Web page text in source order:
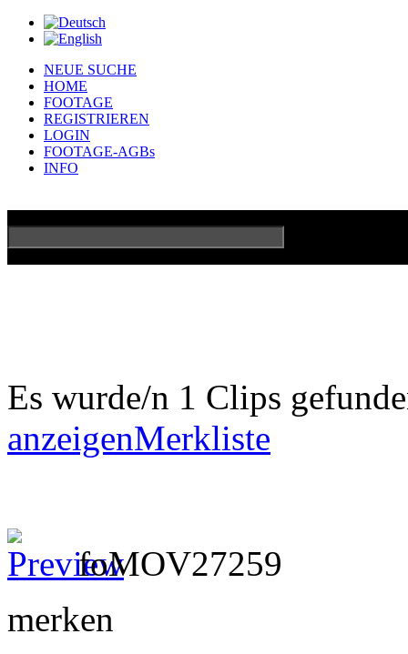
NEUE SUCHE
HOME
FOOTAGE
REGISTRIEREN
LOGIN
FOOTAGE-AGBs
INFO
Es wurde/n 1 Clips
anzeigenMerkliste
foMOV27259
merken